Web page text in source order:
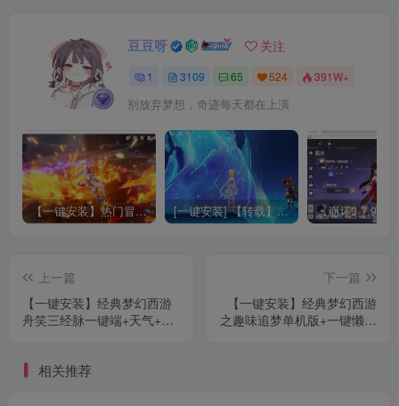
豆豆呀 关注
1 3109 65 524 391W+
别放弃梦想，奇迹每天都在上演
【一键安装】热门冒险策略类游戏崩坏：星穹铁道全新2.3版本一键端+一键代理+一键启动+免虚拟机 [一键安装] 【转载】原神3.4真端服务端+源码+配套客户端+详尽说明+GM工具+源码说明文件
上一篇
【一键安装】经典梦幻西游
舟笑三经脉一键端+天气+侵
下一篇
【一键安装】经典梦幻西游
之趣味追梦单机版+一键懒人
相关推荐